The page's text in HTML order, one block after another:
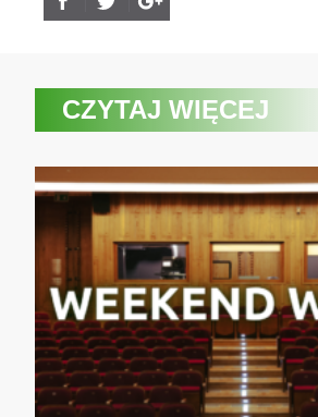
CZYTAJ WIĘCEJ